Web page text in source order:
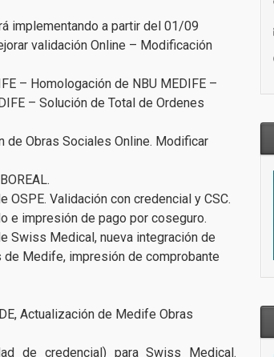
implementando a partir del 01/09
validación Online – Modificación
– Homologación de NBU MEDIFE –
– Solución de Total de Ordenes
Obras Sociales Online. Modificar
Validación con credencial y CSC.
e impresión de pago por coseguro.
Swiss Medical, nueva integración de
Medife, impresión de comprobante
Actualización de Medife Obras
de credencial) para Swiss Medical.